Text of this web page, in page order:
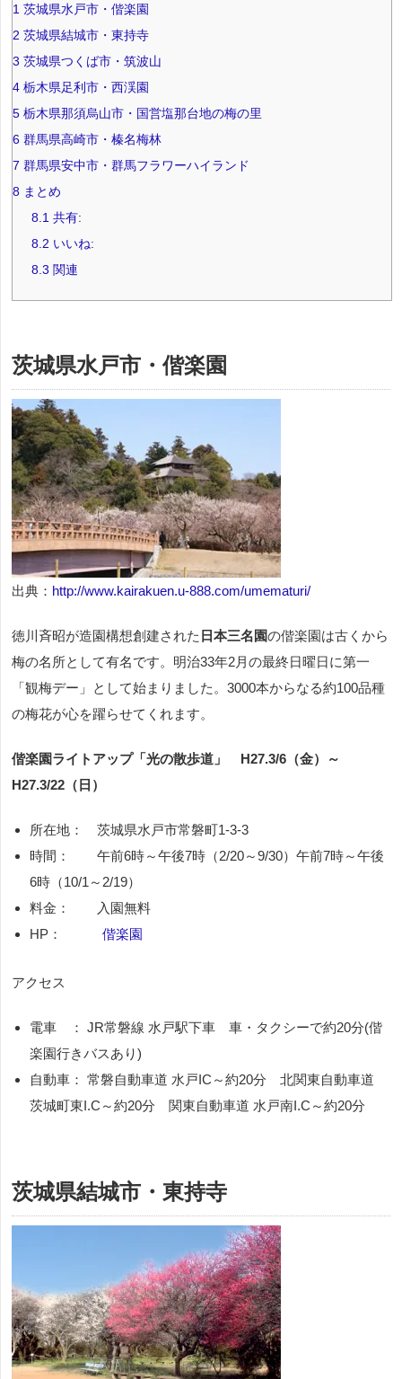
1 茨城県水戸市・偕楽園
2 茨城県結城市・東持寺
3 茨城県つくば市・筑波山
4 栃木県足利市・西渓園
5 栃木県那須烏山市・国営塩那台地の梅の里
6 群馬県高崎市・榛名梅林
7 群馬県安中市・群馬フラワーハイランド
8 まとめ
8.1 共有:
8.2 いいね:
8.3 関連
茨城県水戸市・偕楽園
出典： http://www.kairakuen.u-888.com/umematuri/
徳川斉昭が造園構想創建された 日本三名園の偕楽園は古くから
梅の名所として有名です。明治33年2月の最終日曜日に第一
「観梅デー」として始まりました。3000本からなる約100品種
の梅花が心を躍らせてくれます。
偕楽園ライトアップ「光の散歩道」 H27.3/6（金）～
H27.3/22（日）
所在地： 茨城県水戸市常磐町1-3-3
時間： 午前6時～午後7時（2/20～9/30）午前7時～午後
6時（10/1 ～ 2/19）
料金： 入園無料
HP ： 偕楽園
アクセス
電車 ： JR常磐線 水戸駅下車 車・タクシーで約20分(偕
楽園行きバスあり)
自動車： 常磐自動車道 水戸IC～約20分 北関東自動車道
茨城町東I.C～約20分 関東自動車道 水戸南I.C～約20分
茨城県結城市・東持寺